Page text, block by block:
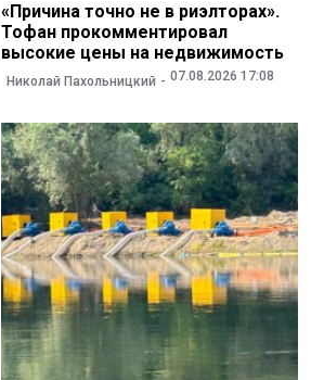
«Причина точно не в риэлторах».
Тофан прокомментировал
высокие цены на недвижимость
Николай Пахольницкий 07.08.2026 17:08